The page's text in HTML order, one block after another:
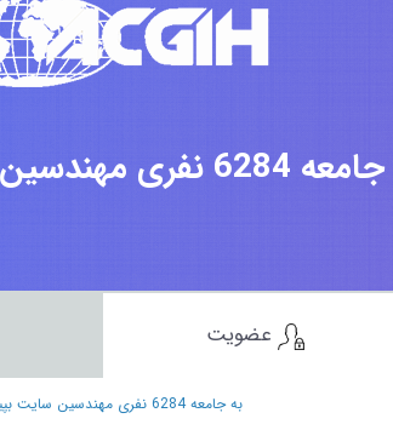
نفری مهندسین سایت بپیوندید
به جامعه 6284 نفری مهندسین سایت بپیوندید